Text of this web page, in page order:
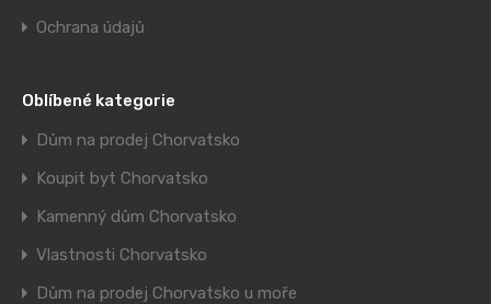
Ochrana údajů
Oblíbené kategorie
Dům na prodej Chorvatsko
Koupit byt Chorvatsko
Kamenný dům Chorvatsko
Vlastnosti Chorvatsko
Dům na prodej Chorvatsko u moře